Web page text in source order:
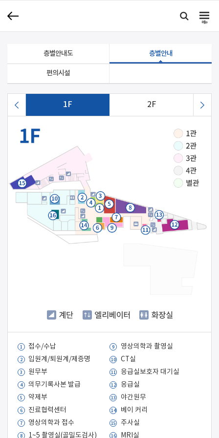
메뉴
층별안내도 층별안내
편의시설
1F 2F
1 접수/수납
2 입원계/퇴원계/제증명
3 원무부
4 의무기록사본 발급
5 약제부
6 진료협력센터
7 영상의학과 접수
8 1~5 촬영실(골밀도검사)
9 영상의학과 촬영실
10 CT실
11 응급실보호자 대기실
12 응급실
13 야간원무
14 베이 커리
15 주사실
16 MRI실